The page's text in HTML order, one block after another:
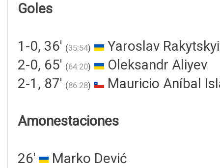
Goles
1-0, 36' (35:54)
Yaroslav Rakytskyi
2-0, 65' (64:20)
Oleksandr Aliyev
2-1, 87' (86:28) Mauricio Aníbal
Amonestaciones
26'
Marko Dević